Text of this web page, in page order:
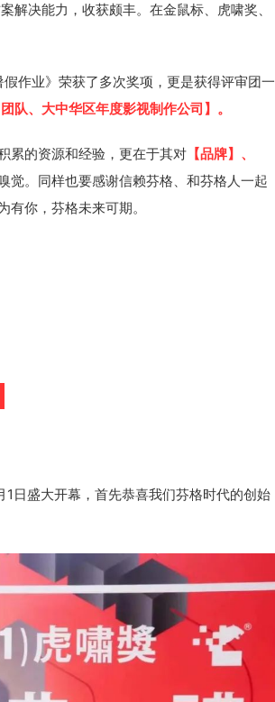
解决能力，收获颇丰。在金鼠标、虎啸奖、
作业》荣获了多次奖项，更是获得评审团一
队、大中华区年度影视制作公司】。
累的资源和经验，更在于其对 【品牌】、
觉。同样也要感谢信赖芬格、和芬格人一起
你，芬格未来可期。
日盛大开幕，首先恭喜我们芬格时代的创始